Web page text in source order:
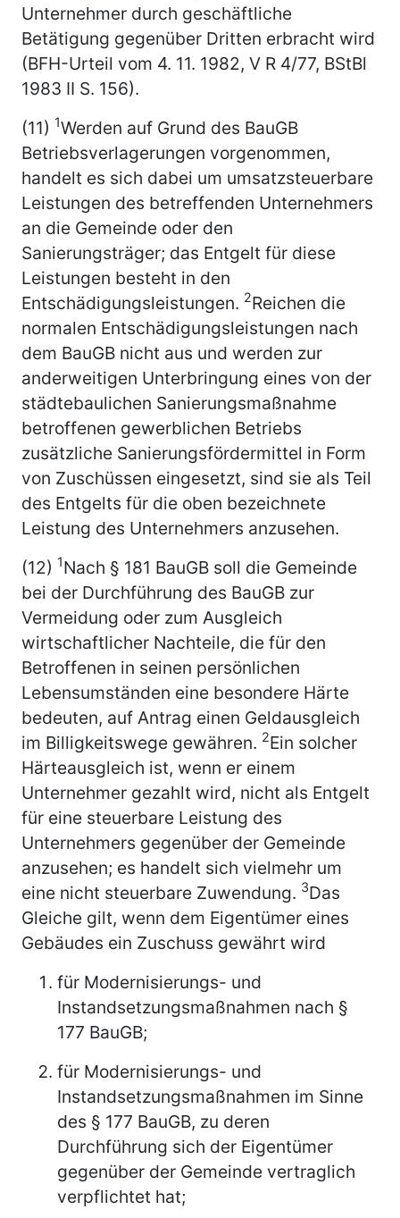
Unternehmer durch geschäftliche
Betätigung gegenüber Dritten erbracht wird
(BFH-Urteil vom 4. 11. 1982, V R 4/77, BStBl
1983 II S. 156).
(11) 1Werden auf Grund des BauGB
Betriebsverlagerungen vorgenommen,
handelt es sich dabei um umsatzsteuerbare
Leistungen des betreffenden Unternehmers
an die Gemeinde oder den
Sanierungsträger; das Entgelt für diese
Leistungen besteht in den
Entschädigungsleistungen. 2Reichen die
normalen Entschädigungsleistungen nach
dem BauGB nicht aus und werden zur
anderweitigen Unterbringung eines von der
städtebaulichen Sanierungsmaßnahme
betroffenen gewerblichen Betriebs
zusätzliche Sanierungsfördermittel in Form
von Zuschüssen eingesetzt, sind sie als Teil
des Entgelts für die oben bezeichnete
Leistung des Unternehmers anzusehen.
(12) 1Nach § 181 BauGB soll die Gemeinde
bei der Durchführung des BauGB zur
Vermeidung oder zum Ausgleich
wirtschaftlicher Nachteile, die für den
Betroffenen in seinen persönlichen
Lebensumständen eine besondere Härte
bedeuten, auf Antrag einen Geldausgleich
im Billigkeitswege gewähren. 2Ein solcher
Härteausgleich ist, wenn er einem
Unternehmer gezahlt wird, nicht als Entgelt
für eine steuerbare Leistung des
Unternehmers gegenüber der Gemeinde
anzusehen; es handelt sich vielmehr um
eine nicht steuerbare Zuwendung. 3Das
Gleiche gilt, wenn dem Eigentümer eines
Gebäudes ein Zuschuss gewährt wird
für Modernisierungs- und
Instandsetzungsmaßnahmen nach §
177 BauGB;
für Modernisierungs- und
Instandsetzungsmaßnahmen im Sinne
des § 177 BauGB, zu deren
Durchführung sich der Eigentümer
gegenüber der Gemeinde vertraglich
verpflichtet hat;